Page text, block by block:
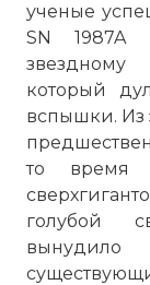
ученые
SN 1987A
звездному
который
вспышки. Из
то время
голубой
вынудило